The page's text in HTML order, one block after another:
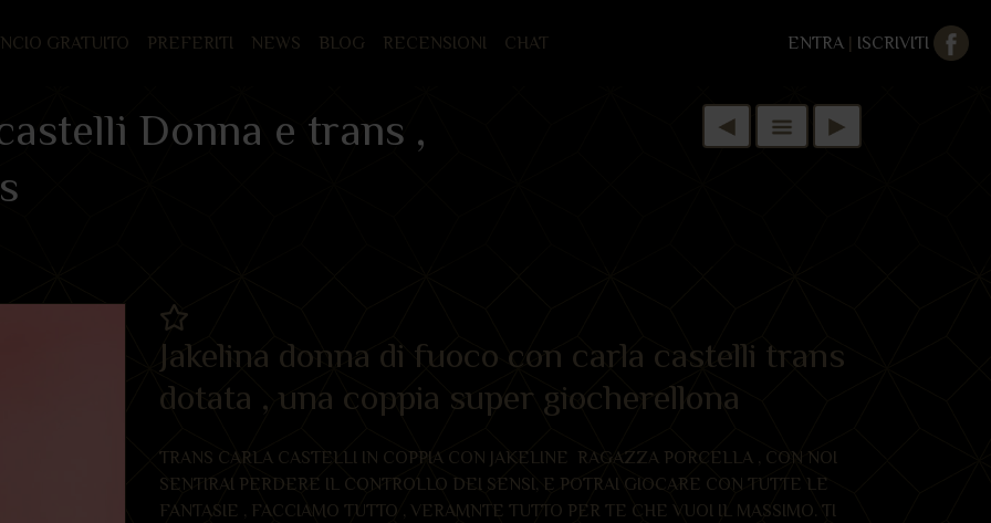
GRATUITO PREFERITI NEWS BLOG RECENSIONI CHAT ENTRA | ISCRIVITI
Donna e trans ,
Jakelina donna di fuoco con carla castelli trans
dotata , una coppia super giocherellona
TRANS CARLA CASTELLI IN COPPIA CON JAKELINE RAGAZZA PORCELLA , CON NOI
SENTIRAI PERDERE IL CONTROLLO DEI SENSI, E POTRAI GIOCARE CON TUTTE LE
FANTASIE , FACCIAMO TUTTO , VERAMNTE TUTTO PER TE CHE VUOI IL MASSIMO. TI